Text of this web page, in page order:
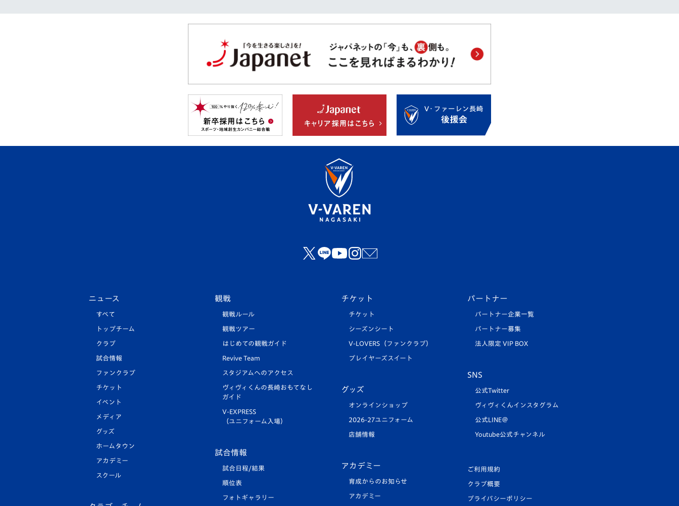
ニュース
すべて
トップチーム
クラブ
試合情報
ファンクラブ
チケット
イベント
メディア
グッズ
ホームタウン
アカデミー
スクール
観戦
観戦ルール
観戦ツアー
はじめての観戦ガイド
Revive Team
スタジアムへのアクセス
ヴィヴィくんの長崎おもてなし
ガイド
V-EXPRESS
（ユニフォーム入場）
試合情報
試合日程/結果
順位表
フォトギャラリー
チケット
チケット
シーズンシート
V-LOVERS（ファンクラブ）
プレイヤーズスイート
グッズ
オンラインショップ
2026-27ユニフォーム
店舗情報
アカデミー
育成からのお知らせ
アカデミー
パートナー
パートナー企業一覧
パートナー募集
法人限定 VIP BOX
SNS
公式Twitter
ヴィヴィくんインスタグラム
公式LINE＠
Youtube公式チャンネル
ご利用規約
クラブ概要
プライバシーポリシー